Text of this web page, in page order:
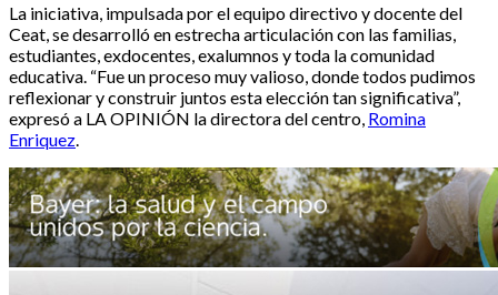
La iniciativa, impulsada por el equipo directivo y docente del
Ceat, se desarrolló en estrecha articulación con las familias,
estudiantes, exdocentes, exalumnos y toda la comunidad
educativa. “Fue un proceso muy valioso, donde todos pudimos
reflexionar y construir juntos esta elección tan significativa”,
expresó a LA OPINIÓN la directora del centro, Romina
Enriquez.